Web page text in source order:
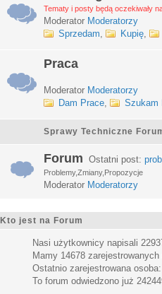
Tematy i posty będą oczekiwały
Moderator Moderatorzy
Sprzedam, Kupię,
Praca
Moderator Moderatorzy
Dam Prace, Szukam
Sprawy Techniczne
Forum Ostatni post:
Problemy,Zmiany,Propozycje
Moderator Moderatorzy
Kto jest na Forum
Nasi użytkownicy napisali
Mamy 14678
Ostatnio zarejestrowana osoba:
To forum odwiedzono już